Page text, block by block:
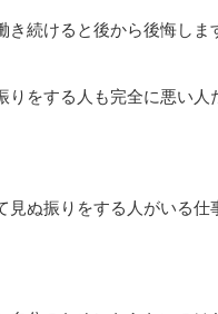
続けると後から後悔しま
りをする人も完全に悪い
見ぬ振りをする人がいる